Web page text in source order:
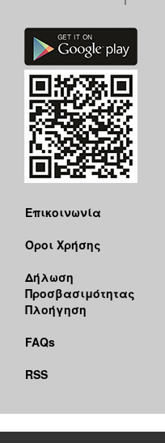
Επικοινωνία
Όροι Χρήσης
Δήλωση
Προσβασιμότητας
Πλοήγηση
FAQs
RSS